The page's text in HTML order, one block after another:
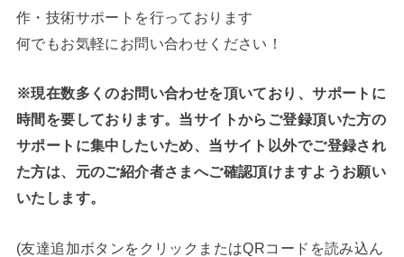
作・技術サポートを行っております
何でもお気軽にお問い合わせください！
※現在数多くのお問い合わせを頂いており、サポートに
時間を要しております。当サイトからご登録頂いた方の
サポートに集中したいため、当サイト以外でご登録され
た方は、元のご紹介者さまへご確認頂けますようお願い
いたします。
(友達追加ボタンをクリックまたはQRコードを読み込ん